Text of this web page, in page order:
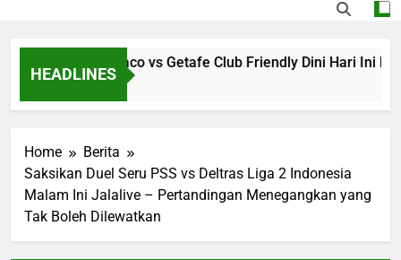
HEADLINES
Monaco vs Getafe Club Friendly Dini Hari Ini
Home
Berita
Saksikan Duel Seru PSS vs Deltras Liga 2 Indonesia
Malam Ini Jalalive – Pertandingan Menegangkan yang
Tak Boleh Dilewatkan